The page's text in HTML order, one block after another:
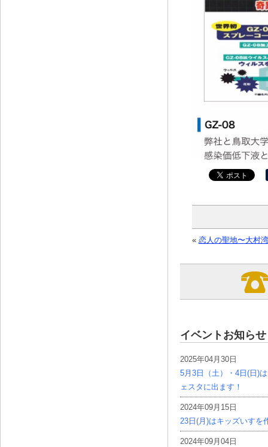
« 恋人の聖地〜大村
イベントお知らせ
2025年04月30日
5月3日（土）・4日(日)
ェスタに出ます！
2024年09月15日
23日(月)はキッズいすを
2024年09月04日